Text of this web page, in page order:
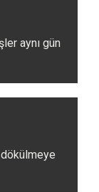
aynı gün